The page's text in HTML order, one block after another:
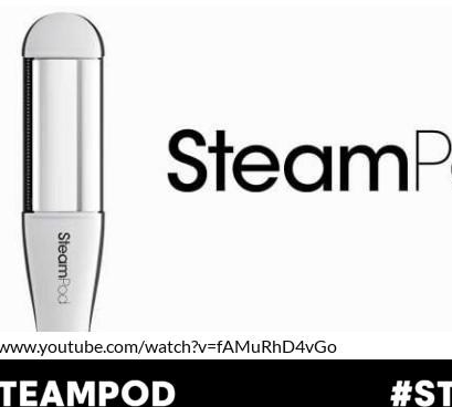
watch?v=fAMuRhD4vGo